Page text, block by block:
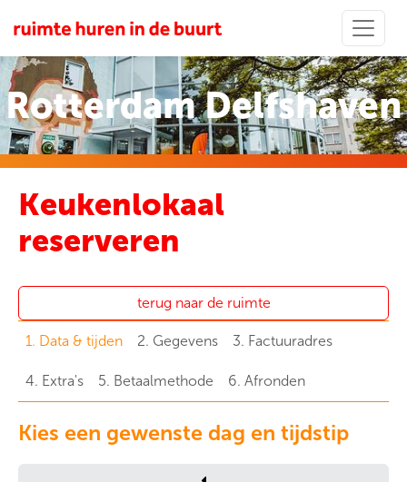
Rotterdam Delfshaven
Keukenlokaal
reserveren
terug naar de ruimte
1. Data & tijden 2. Gegevens 3. Factuuradres
4. Extra's 5. Betaalmethode 6. Afronden
Kies een gewenste dag en tijdstip